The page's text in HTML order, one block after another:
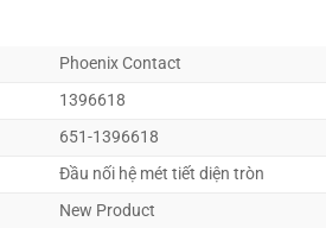
Phoenix Contact
1396618
651-1396618
Đầu nối hệ mét tiết diện tròn
New Product